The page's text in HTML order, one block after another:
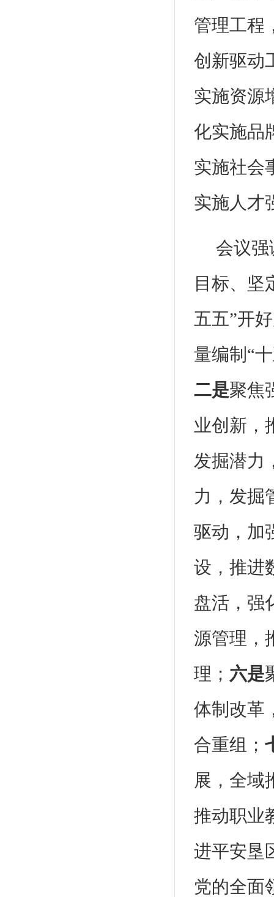
管理工程
创新驱动
实施资源
化实施品
实施社会
实施人才
会议强
目标、坚
五五”开
量编制“
二是聚焦
业创新，
发掘潜力
力，发掘
驱动，加
设，推进
盘活，强
源管理，
理； 六是
体制改革
合重组；
展，全域
推动职业
进平安垦
党的全面